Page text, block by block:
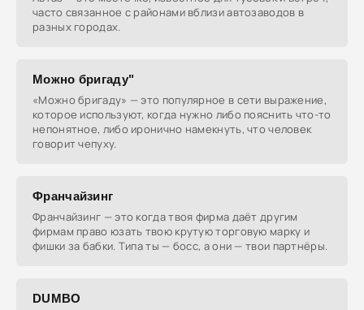
часто связанное с районами вблизи автозаводов в
разных городах.
Можно бригаду"
«Можно бригаду» — это популярное в сети выражение,
которое используют, когда нужно либо пояснить что-то
непонятное, либо иронично намекнуть, что человек
говорит чепуху.
Франчайзинг
Франчайзинг — это когда твоя фирма даёт другим
фирмам право юзать твою крутую торговую марку и
фишки за бабки. Типа ты — босс, а они — твои партнёры.
DUMBO